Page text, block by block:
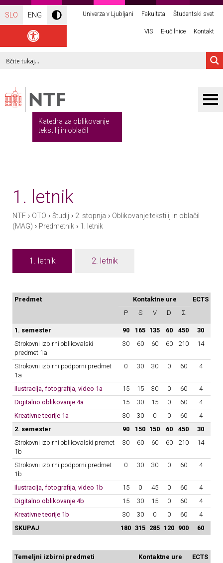
SLO ENG Univerza v Ljubljani Fakulteta Študentski svet
VIS E-učilnice Kontakt
Katedra za oblikovanje
tekstilij in oblačil
1. letnik
NTF › OTO › Študij › 2. stopnja › Oblikovanje tekstilij in oblačil
(MAG) › Predmetnik › 1. letnik
1. letnik 2. letnik
Predmet Kontaktne ure
ECTS
P
S V D Σ
1. semester 90 165 135 60 450
30
Strokovni izbirni oblikovalski
predmet 1a
30 60 60 60 210 14
Strokovni izbirni podporni predmet
1a
0 30 30 0 60 4
Ilustracija, fotografija, video 1a 15 15 30 0 60
4
Digitalno oblikovanje 4a
15 30 15 0 60
4
Kreativne teorije 1a
30 30 0 0 60
4
2. semester
90 150 150 60 450
30
Strokovni izbirni oblikovalski premet
1b
30 60 60 60 210 14
Strokovni izbirni podporni predmet
1b
0 30 30 0 60 4
Ilustracija, fotografija, video 1b 15 0 45 0 60
4
Digitalno oblikovanje 4b
15 30 15 0 60
4
Kreativne teorije 1b
30 30 0 0 60
4
SKUPAJ
180 315 285 120 900 60
Temeljni izbirni predmeti Kontaktne ure
ECTS